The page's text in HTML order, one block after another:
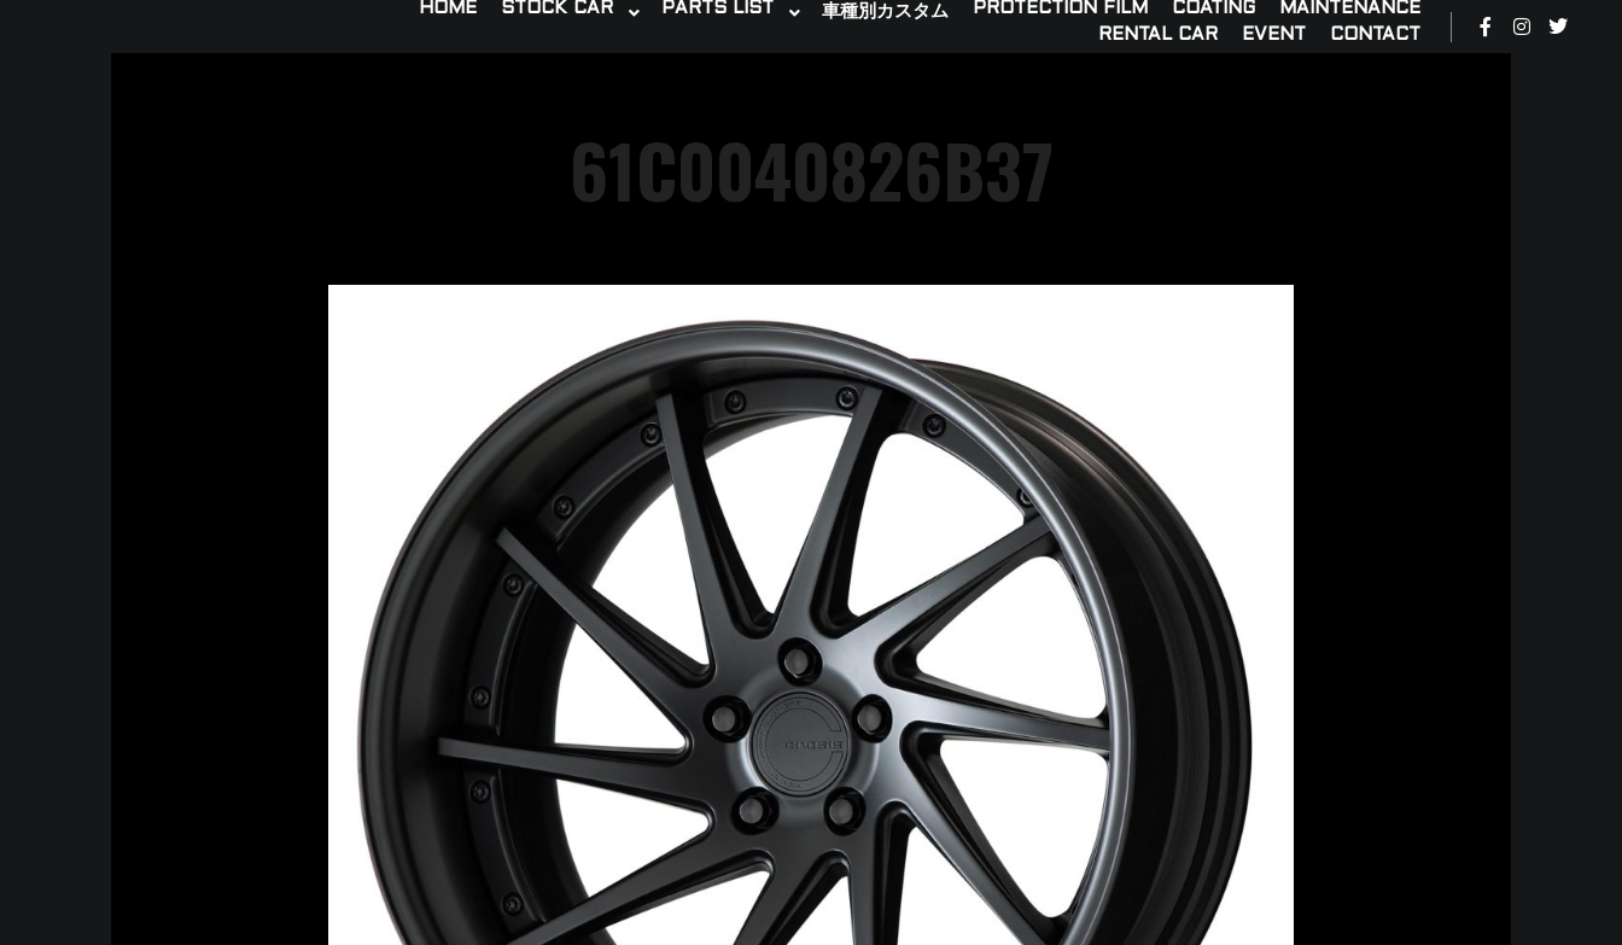
HOME STOCK CAR PARTS LIST 車種別カスタム PROTECTION FILM COATING
MAINTENANCE
RENTAL CAR
EVENT CONTACT
61C0040826B37